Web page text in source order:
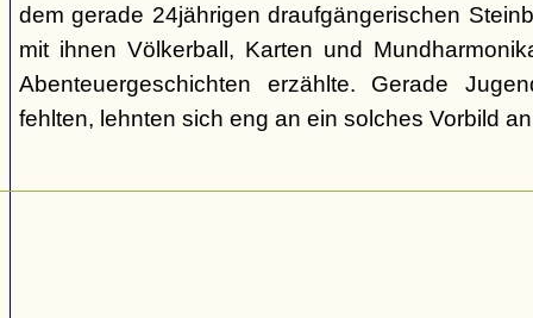
dem gerade 24jährigen draufgängerischen
mit ihnen Völkerball, Karten und
Abenteuergeschichten erzählte. Gerade
fehlten, lehnten sich eng an ein solches Vorbild